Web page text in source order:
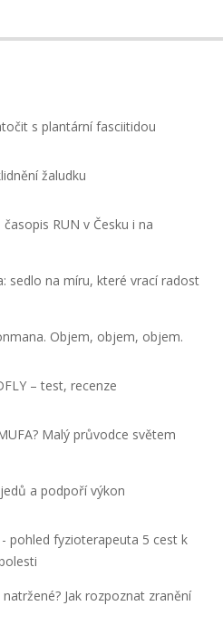
s plantární fasciitidou
žaludku
RUN v Česku i na
sedlo na míru, které vrací radost
Objem, objem, objem.
– test, recenze
Malý průvodce světem
a podpoří výkon
pohled fyzioterapeuta 5 cest k
Jak rozpoznat zranění